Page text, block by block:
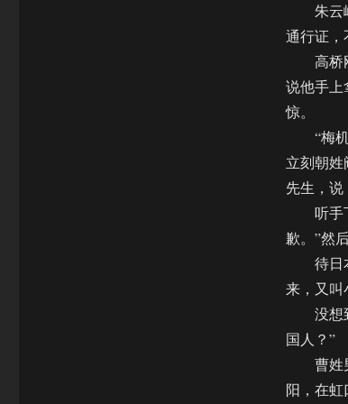
朱云峰
通行证，
高桥刚
说他手上
惊。
“梅机
立刻朝
先生，说
听手下
歉。”然
待日本
来，又叫
没想到
国人？”
曹姓男
阳，在